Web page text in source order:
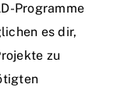
Programme
es dir,
zu